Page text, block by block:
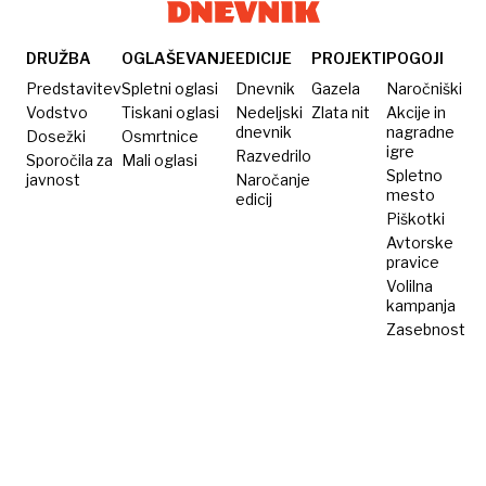
skoraj
150
odstotkov
stanju
DRUŽBA
Predstavitev
Vodstvo
Dosežki
Sporočila za
javnost
OGLAŠEVANJE
Spletni oglasi
Tiskani oglasi
Osmrtnice
Mali oglasi
EDICIJE
Dnevnik
Nedeljski
dnevnik
Razvedrilo
Naročanje
edicij
PROJEKTI
Gazela
Zlata nit
POGOJI
Naročniški
Akcije in
nagradne
igre
Spletno
mesto
Piškotki
Avtorske
pravice
Volilna
kampanja
Zasebnost